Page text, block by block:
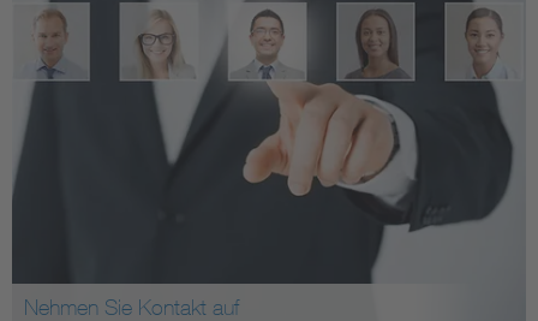
Nehmen Sie Kontakt auf